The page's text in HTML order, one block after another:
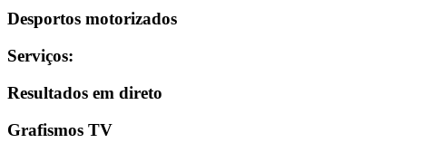
Desportos motorizados
Serviços:
Resultados em direto
Grafismos TV